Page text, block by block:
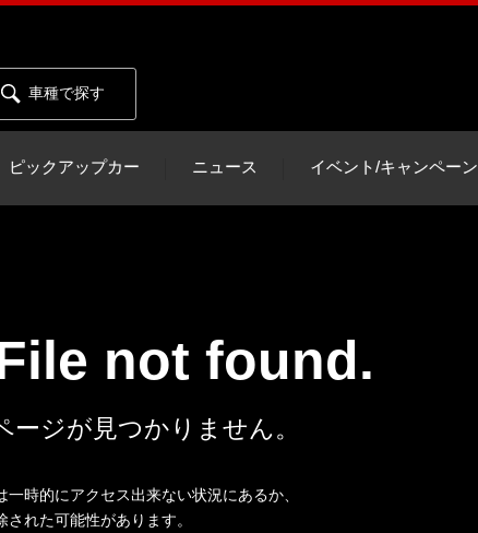
車種で探す
ピックアップカー ニュース イベント/キャンペーン
not found.
ージが見つかりません。
一時的にアクセス出来ない状況にあるか、
れた可能性があります。